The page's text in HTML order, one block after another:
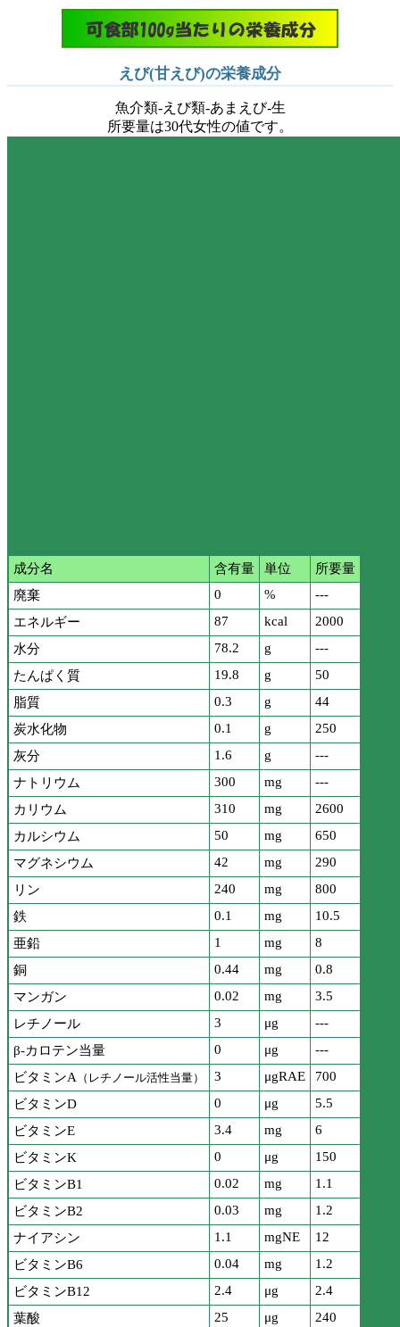
えび(甘えび)の栄養成分
魚介類-えび類-あまえび-生
所要量は30代女性の値です。
成分名 含有量 単位
所要量
廃棄
0 %
---
エネルギー
87 kcal
2000
水分
78.2 g
---
たんぱく質
19.8 g
50
脂質
0.3 g
44
炭水化物
0.1 g
250
灰分
1.6 g
---
ナトリウム
300 mg
---
カリウム
310 mg
2600
カルシウム
50 mg
650
マグネシウム
42 mg
290
リン
240 mg
800
鉄
0.1 mg
10.5
亜鉛
1 mg
8
銅
0.44 mg
0.8
マンガン
0.02 mg
3.5
レチノール
3 μg
---
β-カロテン当量
0 μg
---
ビタミンA （レチノール活性当量） 3 μgRAE
700
ビタミンD
0 μg
5.5
ビタミンE
3.4 mg
6
ビタミンK
0 μg
150
ビタミンB1
0.02 mg
1.1
ビタミンB2
0.03 mg
1.2
ナイアシン
1.1 mgNE
12
ビタミンB6
0.04 mg
1.2
ビタミンB12
2.4 μg
2.4
葉酸
25 μg
240